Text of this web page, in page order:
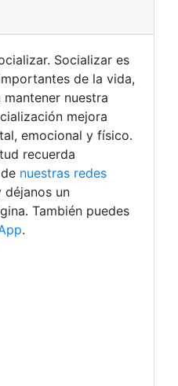
Socializar es
de la vida,
nuestra
mejora
emocional y físico.
recuerda
nuestras redes
déjanos un
También puedes
.